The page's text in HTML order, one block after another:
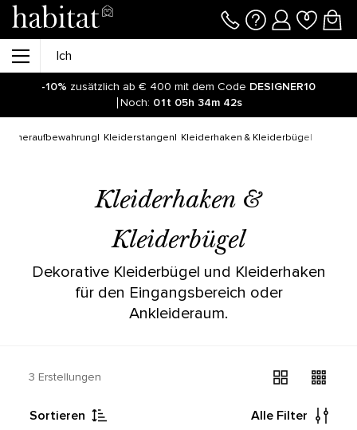
-10% zusätzlich ab € 400 mit dem Code DESIGNER10
Noch: 01t 05h 34m 42s
Kleiderstangen Kleiderhaken & Kleiderbügel
Kleiderhaken &
Kleiderbügel
Dekorative Kleiderbügel und Kleiderhaken
für den Eingangsbereich oder
Ankleideraum.
3 Erstellungen
Sortieren Alle Filter